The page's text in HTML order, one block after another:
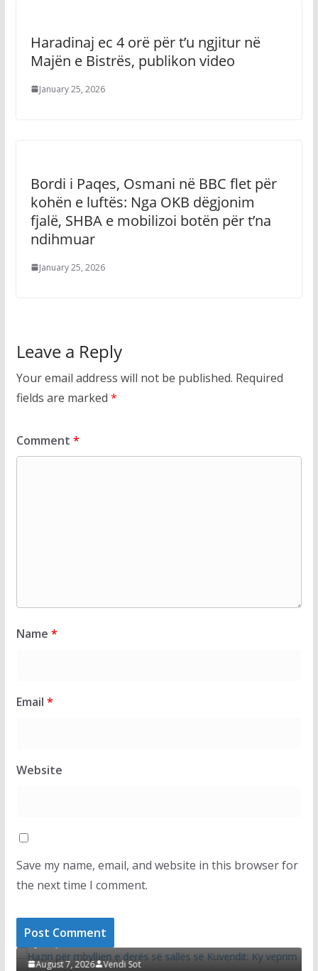
Haradinaj ec 4 orë për t’u ngjitur në
Majën e Bistrës, publikon video
January 25, 2026
Bordi i Paqes, Osmani në BBC flet për
kohën e luftës: Nga OKB dëgjonim
fjalë, SHBA e mobilizoi botën për t’na
ndihmuar
January 25, 2026
Leave a Reply
Your email address will not be published. Required
fields are marked *
Comment *
Name *
Email *
Website
Save my name, email, and website in this browser for
the next time I comment.
Haziri për mbylljen e derës së sallës së Kuvendit:
Ky veprim është frikë
August 7, 2026 Vendi Sot